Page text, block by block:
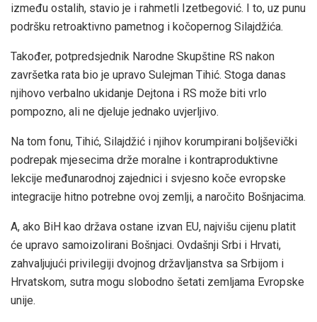
između ostalih, stavio je i rahmetli Izetbegović. I to, uz punu
podršku retroaktivno pametnog i kočopernog Silajdžića.
Također, potpredsjednik Narodne Skupštine RS nakon
završetka rata bio je upravo Sulejman Tihić. Stoga danas
njihovo verbalno ukidanje Dejtona i RS može biti vrlo
pompozno, ali ne djeluje jednako uvjerljivo.
Na tom fonu, Tihić, Silajdžić i njihov korumpirani boljševički
podrepak mjesecima drže moralne i kontraproduktivne
lekcije međunarodnoj zajednici i svjesno koče evropske
integracije hitno potrebne ovoj zemlji, a naročito Bošnjacima.
A, ako BiH kao država ostane izvan EU, najvišu cijenu platit
će upravo samoizolirani Bošnjaci. Ovdašnji Srbi i Hrvati,
zahvaljujući privilegiji dvojnog državljanstva sa Srbijom i
Hrvatskom, sutra mogu slobodno šetati zemljama Evropske
unije.